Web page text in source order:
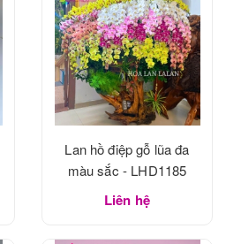
Lan hồ điệp gỗ lũa đa
màu sắc - LHD1185
Liên hệ